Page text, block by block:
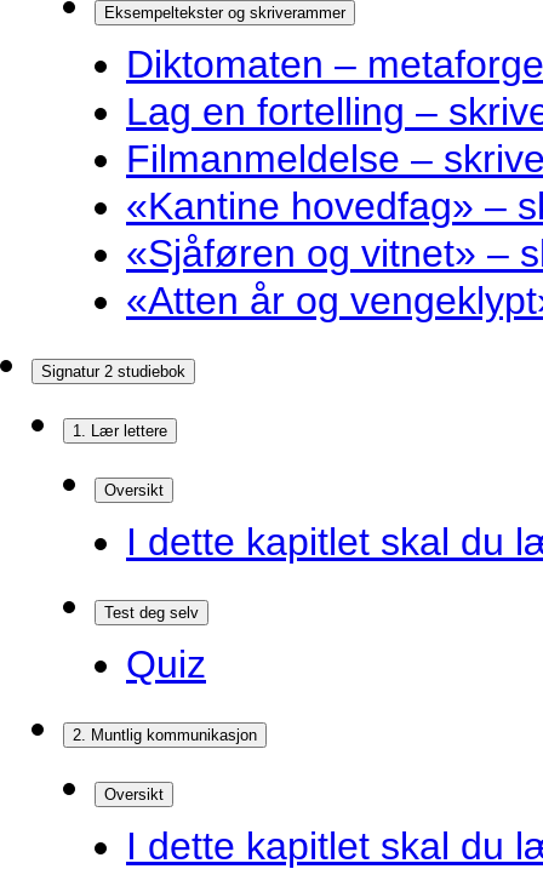
Eksempeltekster og skriverammer
Diktomaten –
Lag en fortelling –
Filmanmeldelse –
«Kantine hovedfag» –
«Sjåføren og vitnet» –
«Atten år og
Signatur 2 studiebok
1. Lær lettere
Oversikt
I dette kapitlet skal du
Test deg selv
Quiz
2. Muntlig kommunikasjon
Oversikt
I dette kapitlet skal du